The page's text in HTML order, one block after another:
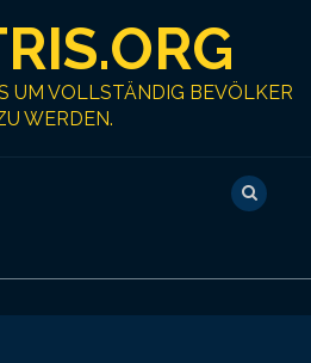
UM VOLLSTÄNDIG BEVÖLKER
WERDEN.